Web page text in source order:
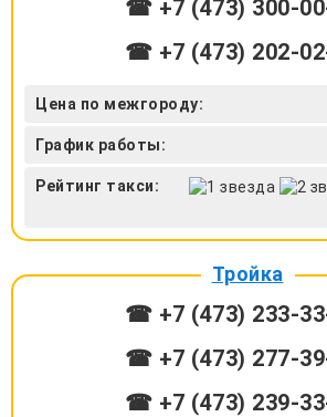
☎ +7 (473) 300-
☎ +7 (473) 202-
Цена по межгороду:
График работы:
Рейтинг такси:
Тройка
☎ +7 (473) 233-
☎ +7 (473) 277-
☎ +7 (473) 239-